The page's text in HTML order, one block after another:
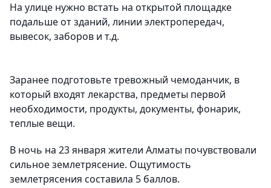
На улице нужно встать на открытой площадке
подальше от зданий, линии электропередач,
вывесок, заборов и т.д.
Заранее подготовьте тревожный чемоданчик, в
который входят лекарства, предметы первой
необходимости, продукты, документы, фонарик,
теплые вещи.
В ночь на 23 января жители Алматы почувствовали
сильное землетрясение. Ощутимость
землетрясения составила 5 баллов.